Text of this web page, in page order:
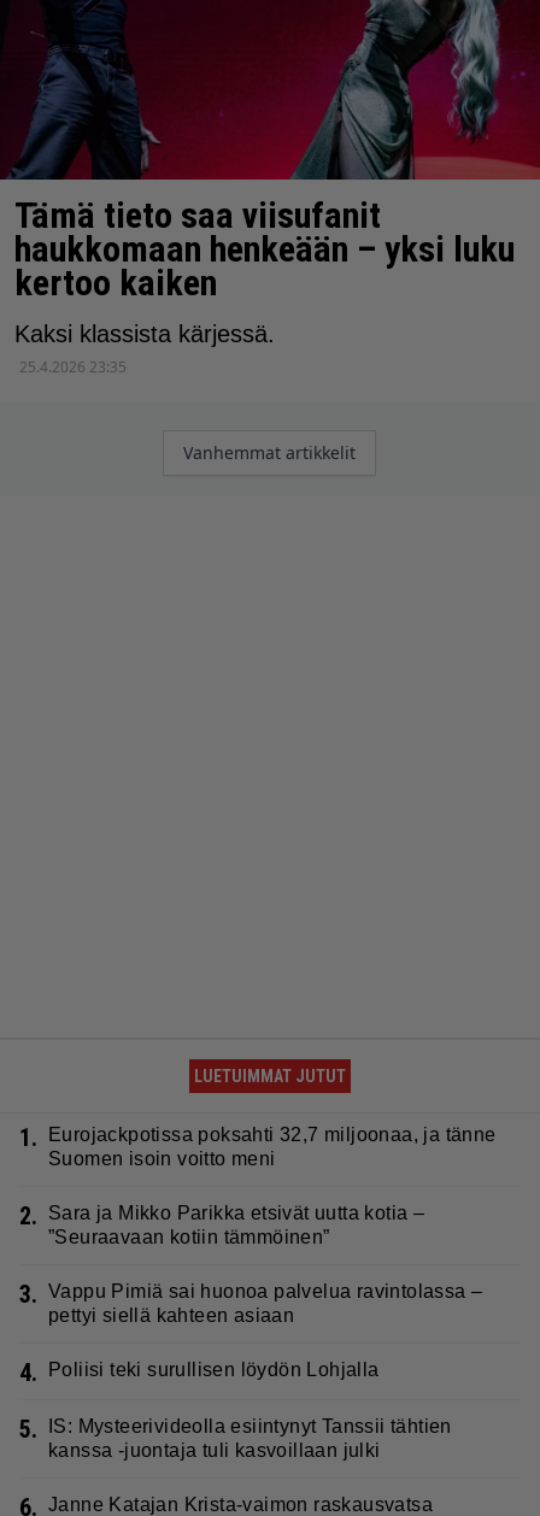
Tämä tieto saa viisufanit
haukkomaan henkeään – yksi luku
kertoo kaiken
Kaksi klassista kärjessä.
25.4.2026 23:35
Artikkelien
Vanhemmat artikkelit
LUETUIMMAT JUTUT
1.
Eurojackpotissa poksahti 32,7 miljoonaa, ja tänne
Suomen isoin voitto meni
2.
Sara ja Mikko Parikka etsivät uutta kotia –
”Seuraavaan kotiin tämmöinen”
3. Vappu Pimiä sai huonoa palvelua ravintolassa –
pettyi siellä kahteen asiaan
4. Poliisi teki surullisen löydön Lohjalla
5.
IS: Mysteerivideolla esiintynyt Tanssii tähtien
kanssa -juontaja tuli kasvoillaan julki
6. Janne Katajan Krista-vaimon raskausvatsa